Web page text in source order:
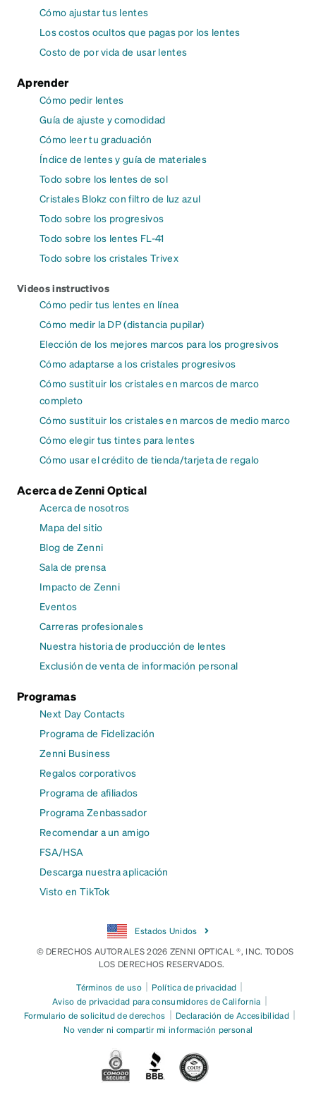
Cómo ajustar tus lentes
Los costos ocultos que pagas por los lentes
Costo de por vida de usar lentes
Aprender
Cómo pedir lentes
Guía de ajuste y comodidad
Cómo leer tu graduación
Índice de lentes y guía de materiales
Todo sobre los lentes de sol
Cristales Blokz con filtro de luz azul
Todo sobre los progresivos
Todo sobre los lentes FL-41
Todo sobre los cristales Trivex
Videos instructivos
Cómo pedir tus lentes en línea
Cómo medir la DP (distancia pupilar)
Elección de los mejores marcos para los progresivos
Cómo adaptarse a los cristales progresivos
Cómo sustituir los cristales en marcos de marco
completo
Cómo sustituir los cristales en marcos de medio marco
Cómo elegir tus tintes para lentes
Cómo usar el crédito de tienda/tarjeta de regalo
Acerca de Zenni Optical
Acerca de nosotros
Mapa del sitio
Blog de Zenni
Sala de prensa
Impacto de Zenni
Eventos
Carreras profesionales
Nuestra historia de producción de lentes
Exclusión de venta de información personal
Programas
Next Day Contacts
Programa de Fidelización
Zenni Business
Regalos corporativos
Programa de afiliados
Programa Zenbassador
Recomendar a un amigo
FSA/HSA
Descarga nuestra aplicación
Visto en TikTok
Estados Unidos
© DERECHOS AUTORALES 2026 ZENNI OPTICAL ®, INC. TODOS
LOS DERECHOS RESERVADOS.
Términos de uso | Política de privacidad |
Aviso de privacidad para consumidores de California |
Formulario de solicitud de derechos | Declaración de Accesibilidad |
No vender ni compartir mi información personal